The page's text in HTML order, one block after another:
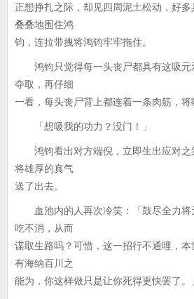
正想挣扎之际，却见四周泥土松动，好
叠叠地围住鸿
钧，连拉带拽将鸿钧牢牢拖住。
鸿钧只觉得每一头丧尸都具有这吸元
夺取，再仔细
一看，每头丧尸背上都连着一条肉筋，将
「想吸我的功力？没门！」
鸿钧看出对方端倪，立即生出应对之
将雄厚的真气
送了出去。
血池内的人再次冷笑：「鼓尽全力将
吃不消，从而
谋取生路吗？可惜，这一招行不通哩，
有海纳百川之
能为，你这样做只是让你死得更快罢了。